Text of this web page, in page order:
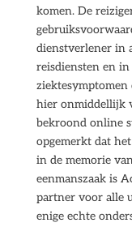
komen. De
dienstverlener in
reisdiensten en
hier onmiddellijk
bekroond online
opgemerkt dat
in de memorie
eenmanszaak is
partner voor alle
enige echte